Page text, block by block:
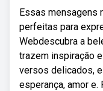
Essas mensagens
perfeitas para
Webdescubra a
trazem inspiração
versos delicados,
esperança, amor